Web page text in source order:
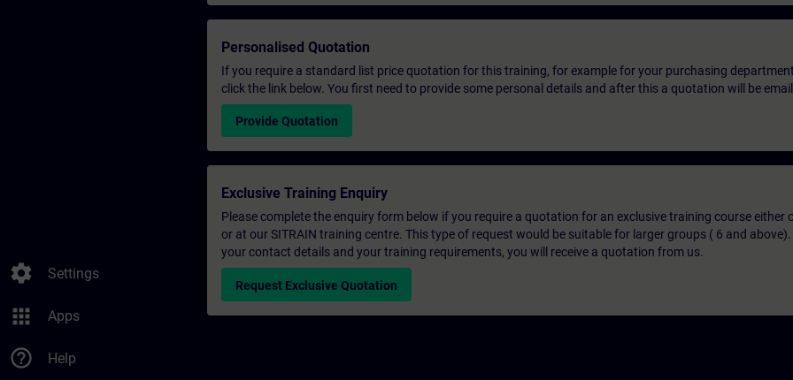
settings Settings
apps Apps
help_outline Help
Personalised Quotation
If you require a standard list price quotation for this training, for example for your purchasing
click the link below. You first need to provide some personal details and after this a quotation will be
Provide Quotation
Exclusive Training Enquiry
Please complete the enquiry form below if you require a quotation for an exclusive training course either
or at our SITRAIN training centre. This type of request would be suitable for larger groups ( 6 and
your contact details and your training requirements, you will receive a quotation from us.
Request Exclusive Quotation